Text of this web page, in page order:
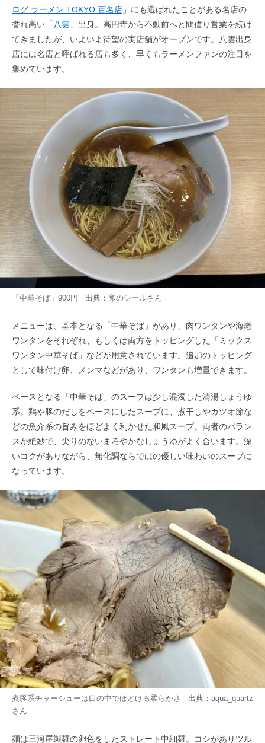
ログ ラーメン TOKYO 百名店 」にも選ばれたことがある名店の
誉れ高い「 八雲 」出身。高円寺から不動前へと間借り営業を続け
てきましたが、いよいよ待望の実店舗がオープンです。八雲出身
店には名店と呼ばれる店も多く、早くもラーメンファンの注目を
集めています。
「中華そば」900円 出典： 卵のシールさん
メニューは、基本となる「中華そば」があり、肉ワンタンや海老
ワンタンをそれぞれ、もしくは両方をトッピングした「ミックス
ワンタン中華そば」などが用意されています。追加のトッピング
として味付け卵、メンマなどがあり、ワンタンも増量できます。
ベースとなる「中華そば」のスープは少し混濁した清湯しょうゆ
系。鶏や豚のだしをベースにしたスープに、煮干しやカツオ節な
どの魚介系の旨みをほどよく利かせた和風スープ。両者のバラン
スが絶妙で、尖りのないまろやかなしょうゆがよく合います。深
いコクがありながら、無化調ならではの優しい味わいのスープに
なっています。
煮豚系チャーシューは口の中でほどける柔らかさ 出典： aqua_quartz
さん
麺は三河屋製麺の卵色をしたストレート中細麺。コシがありツル